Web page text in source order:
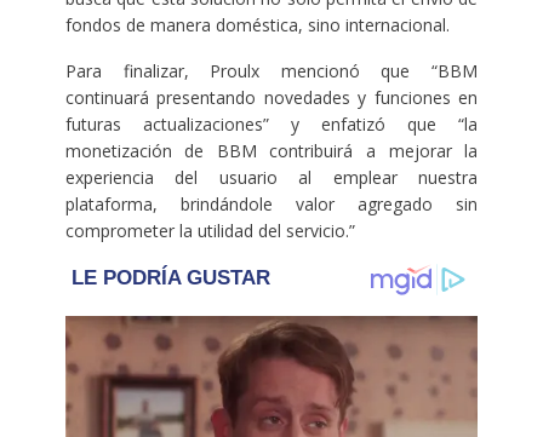
fondos de manera doméstica, sino internacional.
Para finalizar, Proulx mencionó que “BBM
continuará presentando novedades y funciones en
futuras actualizaciones” y enfatizó que “la
monetización de BBM contribuirá a mejorar la
experiencia del usuario al emplear nuestra
plataforma, brindándole valor agregado sin
comprometer la utilidad del servicio.”